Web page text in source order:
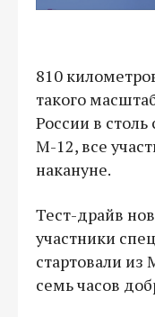
810
такого
России в столь
М-12, все
накануне.
Тест-драйв
участники
стартовали из
семь часов